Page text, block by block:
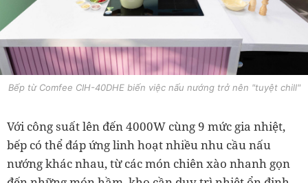
Bếp từ Comfee CIH-40DHE biến việc nấu nướng trở nên "tuyệt chill"
Với công suất lên đến 4000W cùng 9 mức gia nhiệt,
bếp có thể đáp ứng linh hoạt nhiều nhu cầu nấu
nướng khác nhau, từ các món chiên xào nhanh gọn